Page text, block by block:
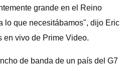
grande en el Reino
lo que necesitábamos", dijo Eric
en vivo de Prime Video.
de banda de un país del G7